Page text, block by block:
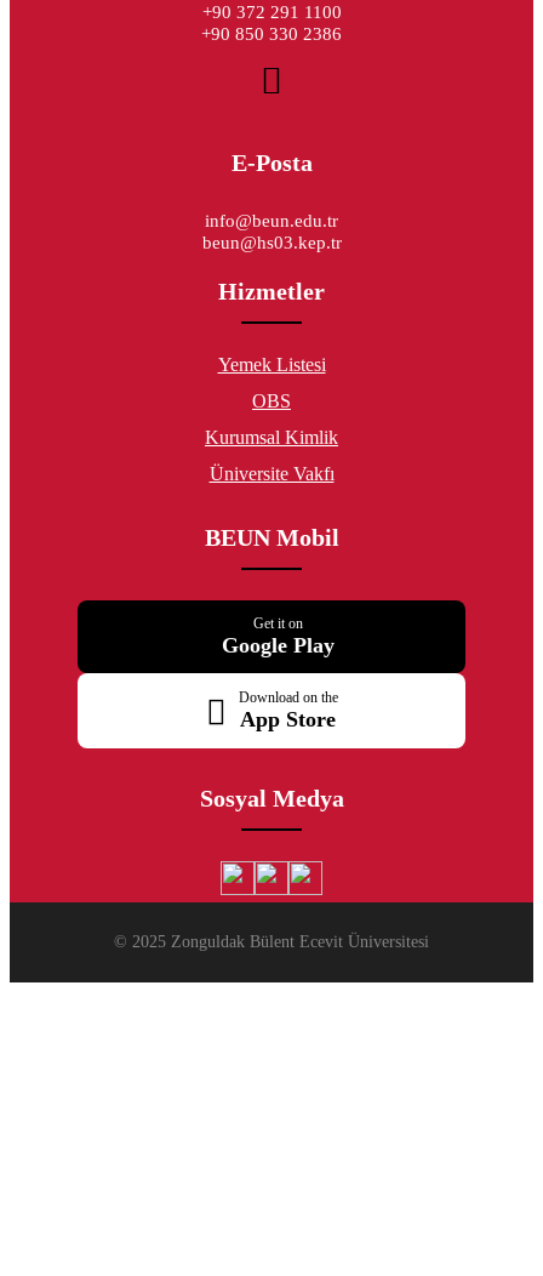
+90 372 291 1100
+90 850 330 2386
E-Posta
info@beun.edu.tr
beun@hs03.kep.tr
Hizmetler
Yemek Listesi
OBS
Kurumsal Kimlik
Üniversite Vakfı
BEUN Mobil
Get it on
Google Play
Download on the
App Store
Sosyal Medya
© 2025 Zonguldak Bülent Ecevit Üniversitesi